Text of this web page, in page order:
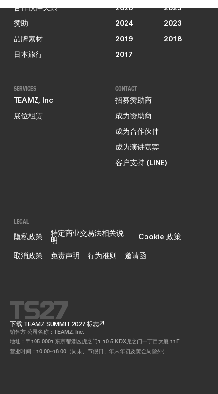
合作伙伴关系
赞助
品牌素材
日本旅行
2026
2025
2024
2023
2019
2018
2017
SERVICES
TEAMZ, Inc.
展位租赁
CONTACT
招募赞助商
成为赞助商
成为合作伙伴
成为演讲嘉宾
客户支持 (LINE)
LEGAL
隐私政策 特定商业交易法相关说
明
Cookie 政策
取消政策
免责声明 行为准则 邀请函
下载 TEAMZ SUMMIT 2027 标志
销售方 公司名称：TEAMZ, Inc.
地址：〒105-0001 东京都港区虎之门1-10-5 KDX虎之门一丁目大厦 11F
营业时间：10:00~18:00（周末、节假日、年末年初及黄金周除外）